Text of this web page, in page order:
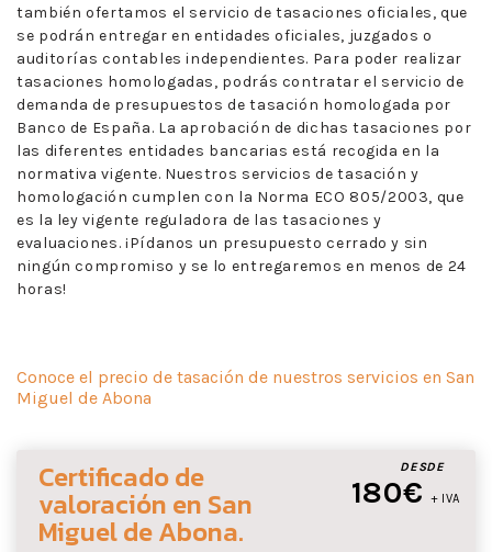
también ofertamos el servicio de tasaciones oficiales, que
se podrán entregar en entidades oficiales, juzgados o
auditorías contables independientes. Para poder realizar
tasaciones homologadas, podrás contratar el servicio de
demanda de presupuestos de tasación homologada por
Banco de España. La aprobación de dichas tasaciones por
las diferentes entidades bancarias está recogida en la
normativa vigente. Nuestros servicios de tasación y
homologación cumplen con la Norma ECO 805/2003, que
es la ley vigente reguladora de las tasaciones y
evaluaciones. ¡Pídanos un presupuesto cerrado y sin
ningún compromiso y se lo entregaremos en menos de 24
horas!
Conoce el precio de tasación de nuestros servicios en San
Miguel de Abona
DESDE
180€ + IVA
Certificado de
valoración en San
Miguel de Abona.